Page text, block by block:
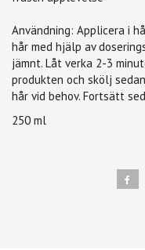
Användning: Applicera i
hår med hjälp av
jämnt. Låt verka 2-3
produkten och skölj
hår vid behov. Fortsätt
250 ml